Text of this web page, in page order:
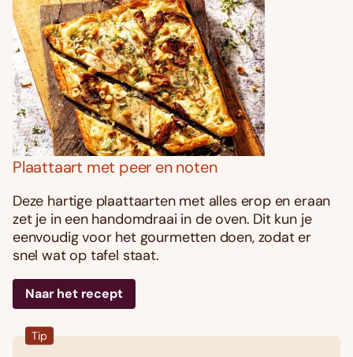
Plaattaart met peer en noten
Deze hartige plaattaarten met alles erop en eraan
zet je in een handomdraai in de oven. Dit kun je
eenvoudig voor het gourmetten doen, zodat er
snel wat op tafel staat.
Naar het recept
Tip